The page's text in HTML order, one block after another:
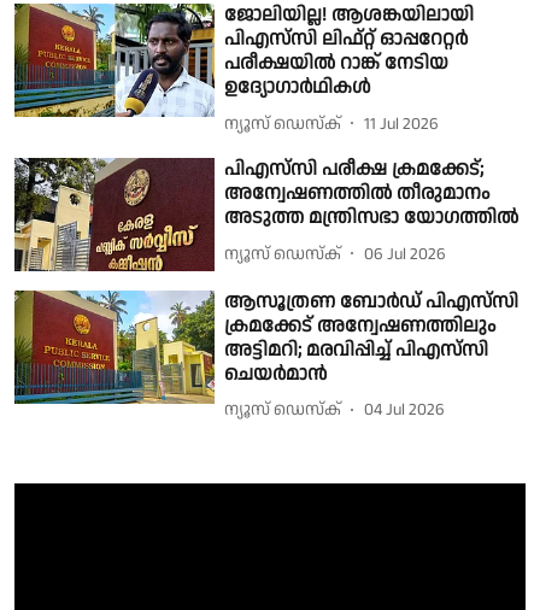
ജോലിയില്ല! ആശങ്കയിലായി
പിഎസ്‌സി ലിഫ്റ്റ് ഓപ്പറേറ്റർ
പരീക്ഷയിൽ റാങ്ക് നേടിയ
ഉദ്യോഗാർഥികൾ
ന്യൂസ് ഡെസ്ക് 11 Jul 2026
പിഎസ്‌സി പരീക്ഷ ക്രമക്കേട്;
അന്വേഷണത്തിൽ തീരുമാനം
അടുത്ത മന്ത്രിസഭാ യോഗത്തിൽ
ന്യൂസ് ഡെസ്ക് 06 Jul 2026
ആസൂത്രണ ബോർഡ് പിഎസ്‌സി
ക്രമക്കേട് അന്വേഷണത്തിലും
അട്ടിമറി; മരവിപ്പിച്ച് പിഎസ്‌സി
ചെയർമാൻ
ന്യൂസ് ഡെസ്ക് 04 Jul 2026